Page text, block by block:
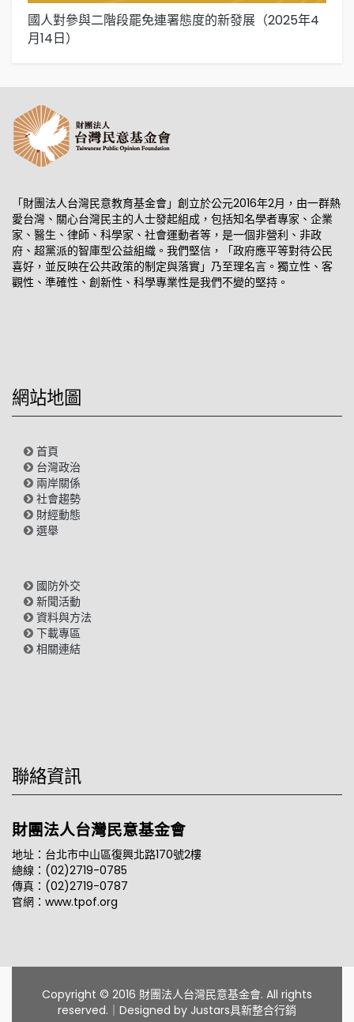
國人對參與二階段罷免連署態度的新發展（2025年4
月14日）
「財團法人台灣民意教育基金會」創立於公元2016年2月，由一群熱
愛台灣、關心台灣民主的人士發起組成，包括知名學者專家、企業
家、醫生、律師、科學家、社會運動者等，是一個非營利、非政
府、超黨派的智庫型公益組織。我們堅信，「政府應平等對待公民
喜好，並反映在公共政策的制定與落實」乃至理名言。獨立性、客
觀性、準確性、創新性、科學專業性是我們不變的堅持。
網站地圖
首頁
台灣政治
兩岸關係
社會趨勢
財經動態
選舉
國防外交
新聞活動
資料與方法
下載專區
相關連結
聯絡資訊
財團法人台灣民意基金會
地址：台北市中山區復興北路170號2樓
總線：(02)2719-0785
傳真：(02)2719-0787
官網：www.tpof.org
Copyright © 2016 財團法人台灣民意基金會. All rights
reserved.｜Designed by Justars具新整合行銷